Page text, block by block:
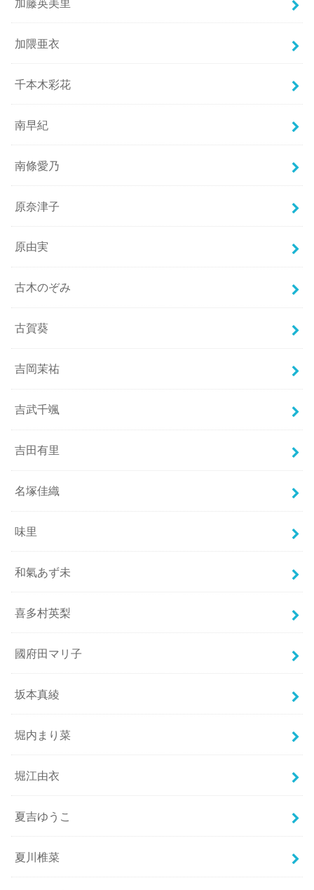
加藤英美里
加隈亜衣
千本木彩花
南早紀
南條愛乃
原奈津子
原由実
古木のぞみ
古賀葵
吉岡茉祐
吉武千颯
吉田有里
名塚佳織
味里
和氣あず未
喜多村英梨
國府田マリ子
坂本真綾
堀内まり菜
堀江由衣
夏吉ゆうこ
夏川椎菜